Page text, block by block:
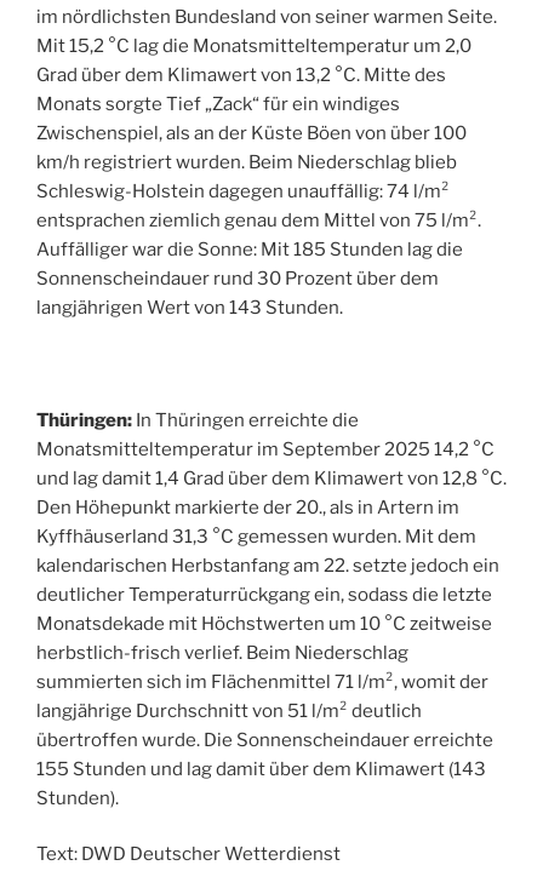
im nördlichsten Bundesland von seiner warmen Seite.
Mit 15,2 °C lag die Monatsmitteltemperatur um 2,0
Grad über dem Klimawert von 13,2 °C. Mitte des
Monats sorgte Tief „Zack“ für ein windiges
Zwischenspiel, als an der Küste Böen von über 100
km/h registriert wurden. Beim Niederschlag blieb
Schleswig-Holstein dagegen unauffällig: 74 l/m²
entsprachen ziemlich genau dem Mittel von 75 l/m².
Auffälliger war die Sonne: Mit 185 Stunden lag die
Sonnenscheindauer rund 30 Prozent über dem
langjährigen Wert von 143 Stunden.
Thüringen: In Thüringen erreichte die
Monatsmitteltemperatur im September 2025 14,2 °C
und lag damit 1,4 Grad über dem Klimawert von 12,8 °C.
Den Höhepunkt markierte der 20., als in Artern im
Kyffhäuserland 31,3 °C gemessen wurden. Mit dem
kalendarischen Herbstanfang am 22. setzte jedoch ein
deutlicher Temperaturrückgang ein, sodass die letzte
Monatsdekade mit Höchstwerten um 10 °C zeitweise
herbstlich-frisch verlief. Beim Niederschlag
summierten sich im Flächenmittel 71 l/m², womit der
langjährige Durchschnitt von 51 l/m² deutlich
übertroffen wurde. Die Sonnenscheindauer erreichte
155 Stunden und lag damit über dem Klimawert (143
Stunden).
Text: DWD Deutscher Wetterdienst